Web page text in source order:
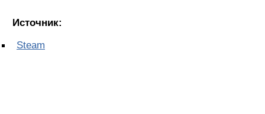
Источник:
Steam